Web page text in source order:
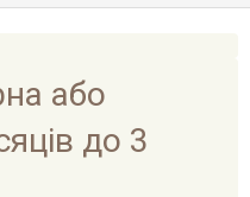
або
до 3